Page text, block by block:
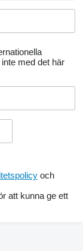
med det här
och
att kunna ge ett